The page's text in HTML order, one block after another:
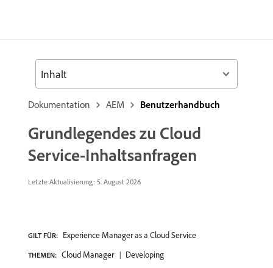
Dokumentation AEM Benutzerhandbuch
Grundlegendes zu Cloud
Service-Inhaltsanfragen
Letzte Aktualisierung: 5. August 2026
GILT FÜR: Experience Manager as a Cloud Service
THEMEN: Cloud Manager Developing
Inhalt